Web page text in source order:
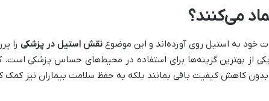
می‌کنند؟
خود به استیل روی آورده‌اند و این موضوعنقش استیل در پزشکی را
از بهترین گزینه‌ها برای استفاده در محیط‌های حساس پزشکی است.
کاهش کیفیت باقی بمانند بلکه به حفظ سلامت بیماران نیز کمک